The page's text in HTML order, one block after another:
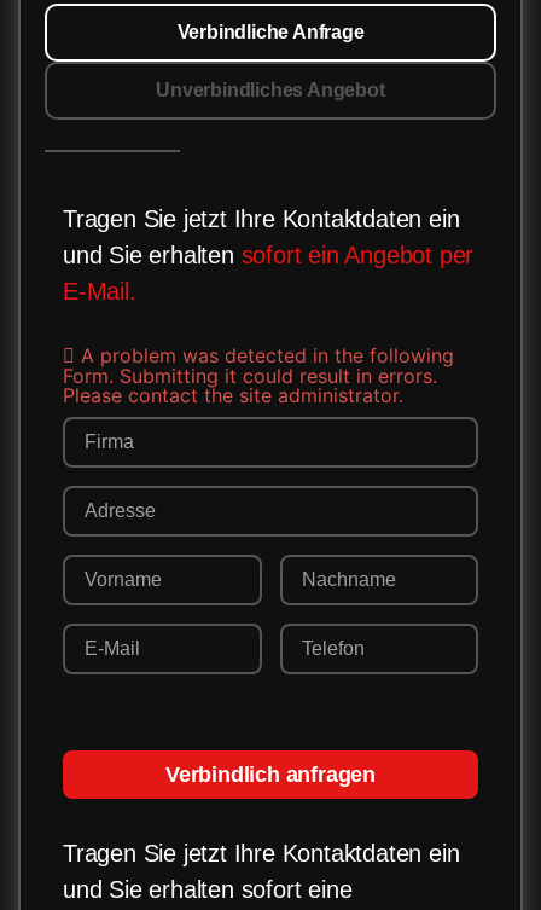
Verbindliche Anfrage
Unverbindliches Angebot
Tragen Sie jetzt Ihre Kontaktdaten ein
und Sie erhalten sofort ein Angebot per
E-Mail.
A problem was detected in the following
Form. Submitting it could result in errors.
Please contact the site administrator.
Verbindlich anfragen
Tragen Sie jetzt Ihre Kontaktdaten ein
und Sie erhalten sofort eine